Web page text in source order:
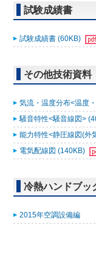
試験成績書
試験成績書 (60KB)
その他技術資料
気流・温度分布<温度
騒音特性<騒音線図>
能力特性<静圧線図(外
電気配線図 (140KB)
冷熱ハンドブッ
2015年空調設備編